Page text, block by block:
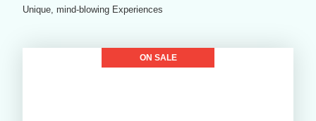
Unique, mind-blowing Experiences
ON SALE